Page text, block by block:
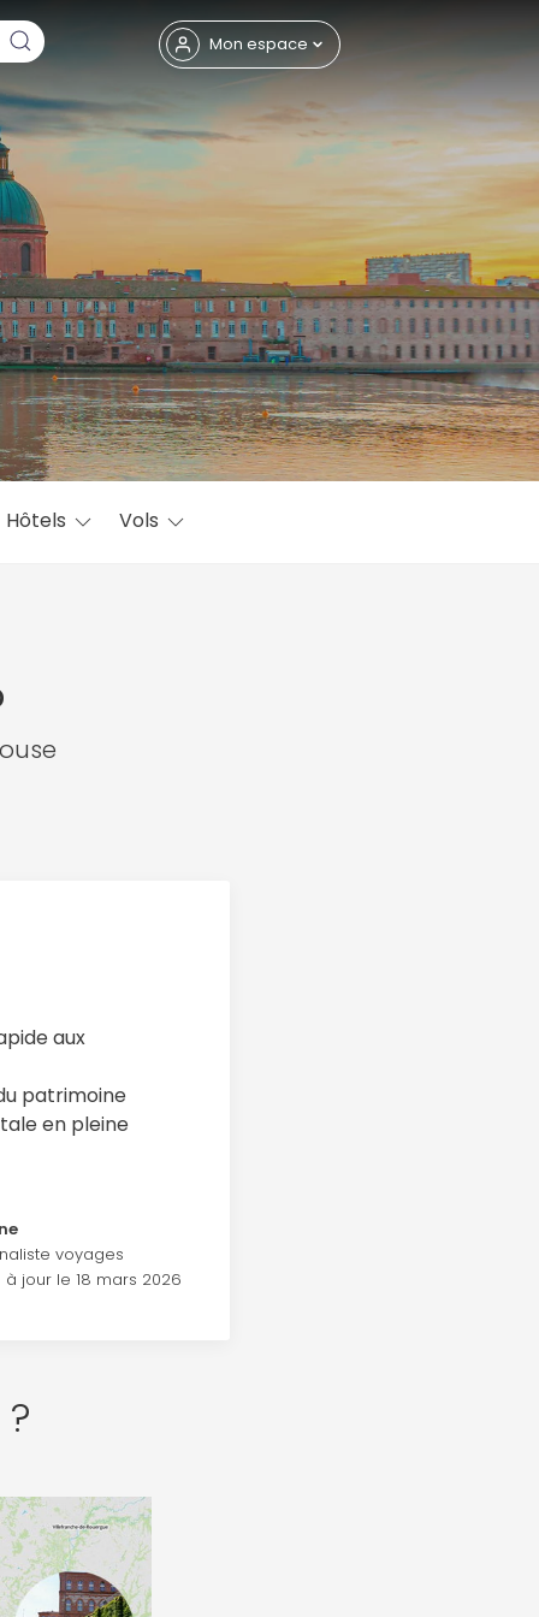
Mon espace
Hôtels Vols
aux
patrimoine
en pleine
voyages
à jour le 18 mars 2026
Fermer